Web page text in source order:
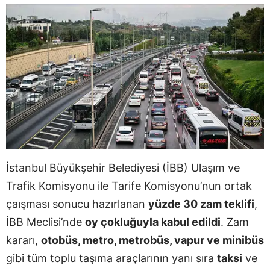
İstanbul Büyükşehir Belediyesi (İBB) Ulaşım ve
Trafik Komisyonu ile Tarife Komisyonu’nun ortak
çaışması sonucu hazırlanan yüzde 30 zam teklifi,
İBB Meclisi’nde oy çokluğuyla kabul edildi. Zam
kararı, otobüs, metro, metrobüs, vapur ve minibüs
gibi tüm toplu taşıma araçlarının yanı sıra taksi ve